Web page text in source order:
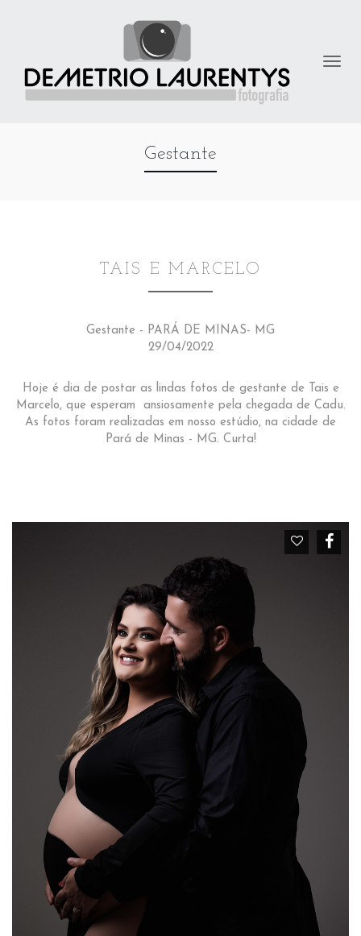
Gestante
TAIS E MARCELO
Gestante - PARÁ DE MINAS- MG
29/04/2022
Hoje é dia de postar as lindas fotos de gestante de Tais e
Marcelo, que esperam ansiosamente pela chegada de Cadu.
As fotos foram realizadas em nosso estúdio, na cidade de
Pará de Minas - MG. Curta!